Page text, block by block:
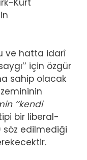
Kürt
ve hatta idarî
için özgür
sahip olacak
‘’kendi
bir liberal-
söz edilmediği